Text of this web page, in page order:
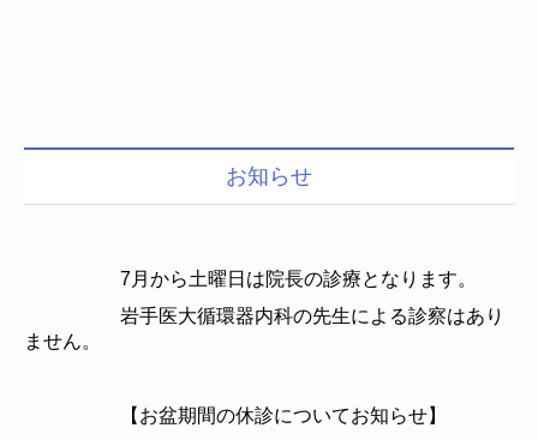
お知らせ
7月から土曜日は院長の診療となります。
岩手医大循環器内科の先生による診察はあり
ません。
【お盆期間の休診についてお知らせ】